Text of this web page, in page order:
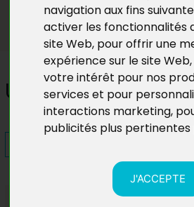
navigation aux fins
activer les fonctionnalités
site Web, pour offrir une
expérience sur le site Web,
votre intérêt pour nos
services et pour
interactions marketing,
publicités plus pertinentes
J'ACCEPTE
Unset